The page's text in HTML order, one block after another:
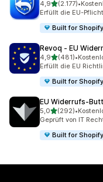
4,9von 5 Sternen
(2.177)
2177 Rezensionen
•
Erfüllt die EU-
Built for Shopify
Revoq ‑ EU
4,9von 5 Sternen
(481)
481 Rezensionen
•
Erfüllt die EU
Built for Shopify
EU
5,0von 5 Sternen
(292)
292 Rezensionen
•
Geprüft von IT
Built for Shopify